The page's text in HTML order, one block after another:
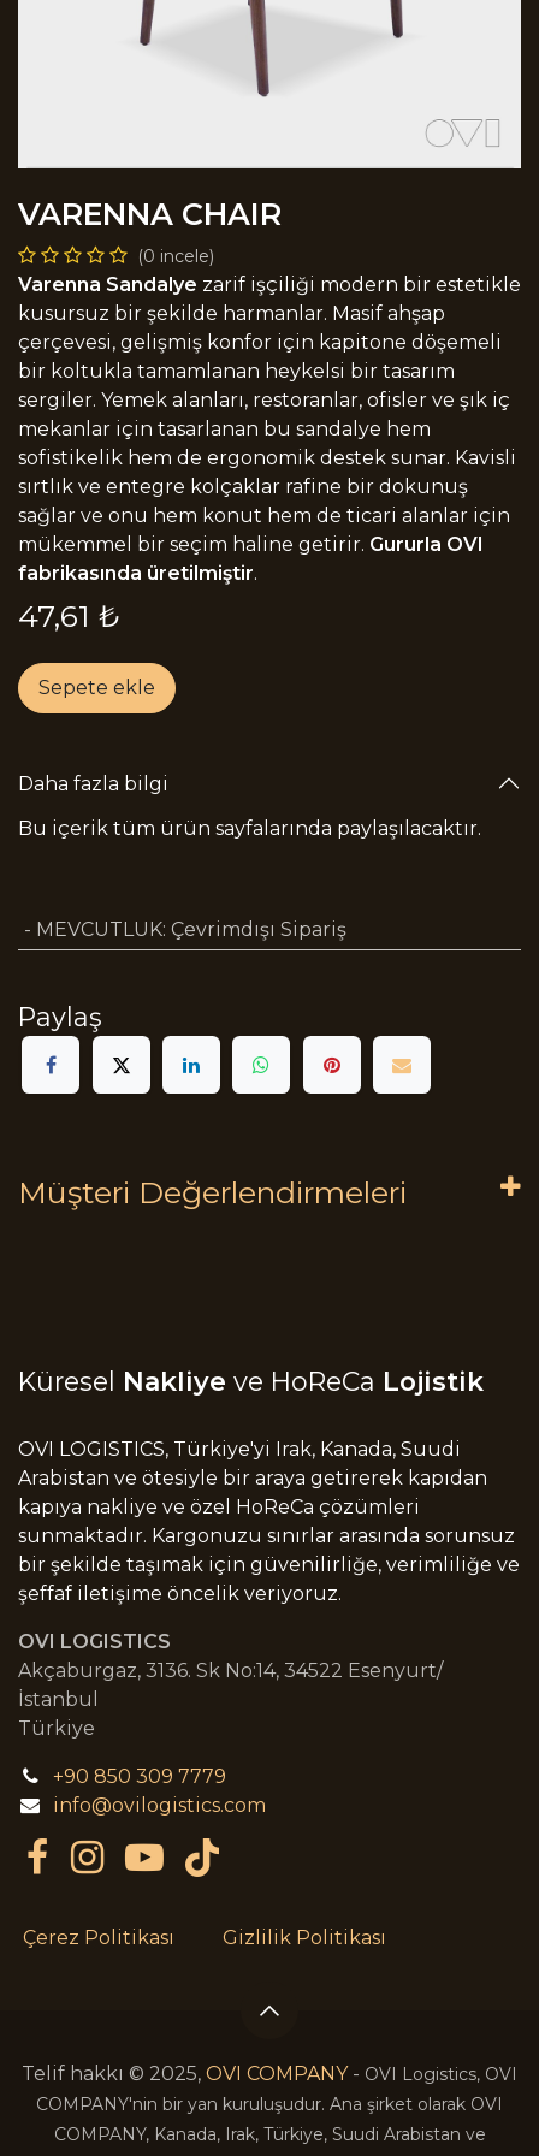
VARENNA CHAIR
(0 incele)
Varenna Sandalye zarif işçiliği modern bir estetikle
kusursuz bir şekilde harmanlar. Masif ahşap
çerçevesi, gelişmiş konfor için kapitone döşemeli
bir koltukla tamamlanan heykelsi bir tasarım
sergiler. Yemek alanları, restoranlar, ofisler ve şık iç
mekanlar için tasarlanan bu sandalye hem
sofistikelik hem de ergonomik destek sunar. Kavisli
sırtlık ve entegre kolçaklar rafine bir dokunuş
sağlar ve onu hem konut hem de ticari alanlar için
mükemmel bir seçim haline getirir. Gururla OVI
fabrikasında üretilmiştir.
47,61 ₺
Sepete ekle
Daha fazla bilgi
Bu içerik tüm ürün sayfalarında paylaşılacaktır.
- MEVCUTLUK: Çevrimdışı Sipariş
Paylaş
Müşteri Değerlendirmeleri
Küresel Nakliye ve HoReCa Lojistik
OVI LOGISTICS, Türkiye'yi Irak, Kanada, Suudi
Arabistan ve ötesiyle bir araya getirerek kapıdan
kapıya nakliye ve özel HoReCa çözümleri
sunmaktadır. Kargonuzu sınırlar arasında sorunsuz
bir şekilde taşımak için güvenilirliğe, verimliliğe ve
şeffaf iletişime öncelik veriyoruz.
OVI LOGISTICS
Akçaburgaz, 3136. Sk No:14, 34522 Esenyurt/
İstanbul
Türkiye
+90 850 309 7779
info@ovilogistics.com
Çerez Politikası Gizlilik Politikası
Telif hakkı © 2025, OVI COMPANY- OVI Logistics, OVI
COMPANY'nin bir yan kuruluşudur. Ana şirket olarak OVI
COMPANY, Kanada, Irak, Türkiye, Suudi Arabistan ve